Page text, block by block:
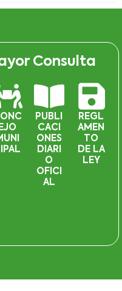
Consulta
EJO
PUBLI
CACI
ONES
DIARI
O
OFICI
AL
REGL
AMEN
TO
DE LA
LEY